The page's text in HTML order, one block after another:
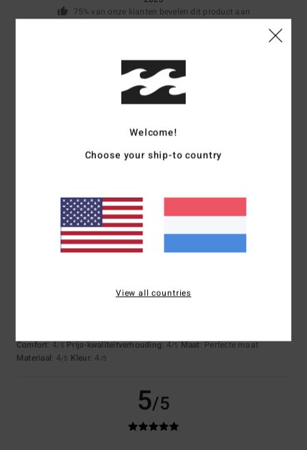
75% van onze klanten bevelen dit product aan
Te groot
4 /5
Comfort: 4/5 Prijs-kwaliteitverhouding: 4/5 Maat: Perfecte maat
Materiaal: 4/5 Kleur: 4 /5
5/5
Welcome!
Choose your ship-to country
View all countries